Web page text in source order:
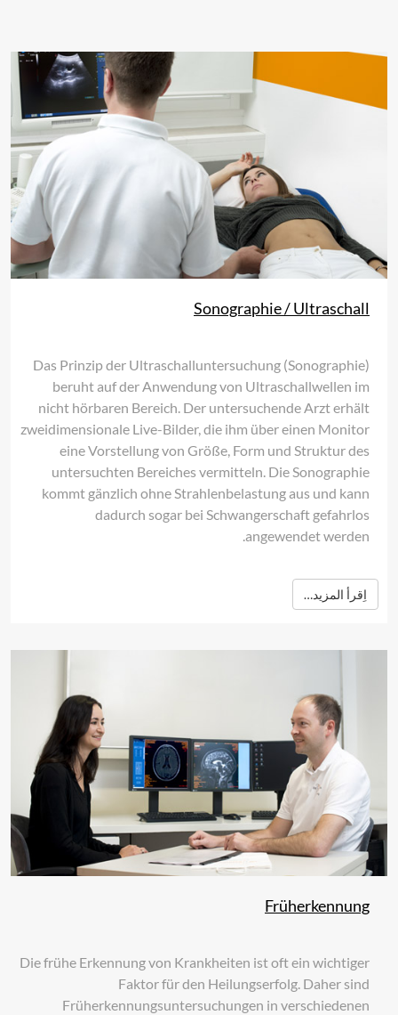
Sonographie / Ultraschall
Das Prinzip der Ultraschalluntersuchung (Sonographie)
beruht auf der Anwendung von Ultraschallwellen im
nicht hörbaren Bereich. Der untersuchende Arzt erhält
zweidimensionale Live-Bilder, die ihm über einen Monitor
eine Vorstellung von Größe, Form und Struktur des
untersuchten Bereiches vermitteln. Die Sonographie
kommt gänzlich ohne Strahlenbelastung aus und kann
dadurch sogar bei Schwangerschaft gefahrlos
angewendet werden.
اِقرأ المزيد…
Früherkennung
Die frühe Erkennung von Krankheiten ist oft ein wichtiger
Faktor für den Heilungserfolg. Daher sind
Früherkennungsuntersuchungen in verschiedenen